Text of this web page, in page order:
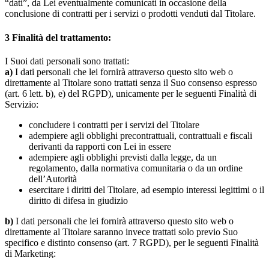
“dati”, da Lei eventualmente comunicati in occasione della
conclusione di contratti per i servizi o prodotti venduti dal Titolare.
3 Finalità del trattamento:
I Suoi dati personali sono trattati:
a) I dati personali che lei fornirà attraverso questo sito web o
direttamente al Titolare sono trattati senza il Suo consenso espresso
(art. 6 lett. b), e) del RGPD), unicamente per le seguenti Finalità di
Servizio:
concludere i contratti per i servizi del Titolare
adempiere agli obblighi precontrattuali, contrattuali e fiscali
derivanti da rapporti con Lei in essere
adempiere agli obblighi previsti dalla legge, da un
regolamento, dalla normativa comunitaria o da un ordine
dell’Autorità
esercitare i diritti del Titolare, ad esempio interessi legittimi o il
diritto di difesa in giudizio
b) I dati personali che lei fornirà attraverso questo sito web o
direttamente al Titolare saranno invece trattati solo previo Suo
specifico e distinto consenso (art. 7 RGPD), per le seguenti Finalità
di Marketing: